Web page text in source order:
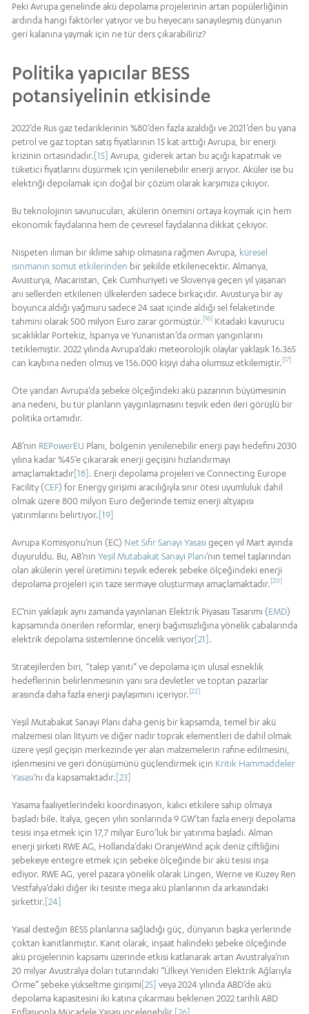
Peki Avrupa genelinde akü depolama projelerinin artan popülerliğinin
ardında hangi faktörler yatıyor ve bu heyecanı sanayileşmiş dünyanın
geri kalanına yaymak için ne tür ders çıkarabiliriz?
Politika yapıcılar BESS
potansiyelinin etkisinde
2022’de Rus gaz tedariklerinin %80’den fazla azaldığı ve 2021’den bu yana
petrol ve gaz toptan satış fiyatlarının 15 kat arttığı Avrupa, bir enerji
krizinin ortasındadır.[15] Avrupa, giderek artan bu açığı kapatmak ve
tüketici fiyatlarını düşürmek için yenilenebilir enerji arıyor. Aküler ise bu
elektriği depolamak için doğal bir çözüm olarak karşımıza çıkıyor.
Bu teknolojinin savunucuları, akülerin önemini ortaya koymak için hem
ekonomik faydalarına hem de çevresel faydalarına dikkat çekiyor.
Nispeten ılıman bir iklime sahip olmasına rağmen Avrupa, küresel
ısınmanın somut etkilerinden bir şekilde etkilenecektir. Almanya,
Avusturya, Macaristan, Çek Cumhuriyeti ve Slovenya geçen yıl yaşanan
ani sellerden etkilenen ülkelerden sadece birkaçıdır. Avusturya bir ay
boyunca aldığı yağmuru sadece 24 saat içinde aldığı sel felaketinde
tahmini olarak 500 milyon Euro zarar görmüştür. [16] Kıtadaki kavurucu
sıcaklıklar Portekiz, İspanya ve Yunanistan’da orman yangınlarını
tetiklemiştir. 2022 yılında Avrupa’daki meteorolojik olaylar yaklaşık 16.365
can kaybına neden olmuş ve 156.000 kişiyi daha olumsuz etkilemiştir. [17]
Öte yandan Avrupa’da şebeke ölçeğindeki akü pazarının büyümesinin
ana nedeni, bu tür planların yaygınlaşmasını teşvik eden ileri görüşlü bir
politika ortamıdır.
AB’nin REPowerEU Planı, bölgenin yenilenebilir enerji payı hedefini 2030
yılına kadar %45’e çıkararak enerji geçişini hızlandırmayı
amaçlamaktadır[18]. Enerji depolama projeleri ve Connecting Europe
Facility (CEF) for Energy girişimi aracılığıyla sınır ötesi uyumluluk dahil
olmak üzere 800 milyon Euro değerinde temiz enerji altyapısı
yatırımlarını belirtiyor.[19]
Avrupa Komisyonu’nun (EC) Net Sıfır Sanayi Yasası geçen yıl Mart ayında
duyuruldu. Bu, AB’nin Yeşil Mutabakat Sanayi Planı’nın temel taşlarından
olan akülerin yerel üretimini teşvik ederek şebeke ölçeğindeki enerji
depolama projeleri için taze sermaye oluşturmayı amaçlamaktadır. [20]
EC’nin yaklaşık aynı zamanda yayınlanan Elektrik Piyasası Tasarımı (EMD)
kapsamında önerilen reformlar, enerji bağımsızlığına yönelik çabalarında
elektrik depolama sistemlerine öncelik veriyor[21].
Stratejilerden biri, “talep yanıtı” ve depolama için ulusal esneklik
hedeflerinin belirlenmesinin yanı sıra devletler ve toptan pazarlar
arasında daha fazla enerji paylaşımını içeriyor. [22]
Yeşil Mutabakat Sanayi Planı daha geniş bir kapsamda, temel bir akü
malzemesi olan lityum ve diğer nadir toprak elementleri de dahil olmak
üzere yeşil geçişin merkezinde yer alan malzemelerin rafine edilmesini,
işlenmesini ve geri dönüşümünü güçlendirmek için Kritik Hammaddeler
Yasası’nı da kapsamaktadır.[23]
Yasama faaliyetlerindeki koordinasyon, kalıcı etkilere sahip olmaya
başladı bile. İtalya, geçen yılın sonlarında 9 GW’tan fazla enerji depolama
tesisi inşa etmek için 17,7 milyar Euro’luk bir yatırıma başladı. Alman
enerji şirketi RWE AG, Hollanda’daki OranjeWind açık deniz çiftliğini
şebekeye entegre etmek için şebeke ölçeğinde bir akü tesisi inşa
ediyor. RWE AG, yerel pazara yönelik olarak Lingen, Werne ve Kuzey Ren
Vestfalya’daki diğer iki tesiste mega akü planlarının da arkasındaki
şirkettir.[24]
Yasal desteğin BESS planlarına sağladığı güç, dünyanın başka yerlerinde
çoktan kanıtlanmıştır. Kanıt olarak, inşaat halindeki şebeke ölçeğinde
akü projelerinin kapsamı üzerinde etkisi katlanarak artan Avustralya’nın
20 milyar Avustralya doları tutarındaki “Ülkeyi Yeniden Elektrik Ağlarıyla
Örme” şebeke yükseltme girişimi[25] veya 2024 yılında ABD’de akü
depolama kapasitesini iki katına çıkarması beklenen 2022 tarihli ABD